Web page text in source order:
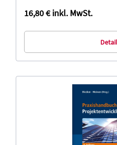
16,80 €inkl. MwSt.